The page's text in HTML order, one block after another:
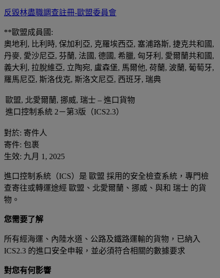
反毀林盡職調查註冊-歐盟委員會
**歐盟成員國:
奧地利, 比利時, 保加利亞, 克羅埃西亞, 塞浦路斯, 捷克共和國,
丹麥, 愛沙尼亞, 芬蘭, 法國, 德國, 希臘, 匈牙利, 愛爾蘭共和國,
義大利, 拉脫維亞, 立陶宛, 盧森堡, 馬爾他, 荷蘭, 波蘭, 葡萄牙,
羅馬尼亞, 斯洛伐克, 斯洛文尼亞, 西班牙, 瑞典
歐盟, 北愛爾蘭, 挪威, 瑞士 – 進口貨物
進口控制系統 2－第3版（ICS2.3）
對於: 寄件人
寄件: 包裹
生效: 九月 1, 2025
進口控制系統（ICS）是 歐盟 採用的安全檢查系統，專門檢
查寄往或轉運途經 歐盟、北愛爾蘭、挪威、與和 瑞士 的貨
物。
您需要了解
所有經海運、內陸水道、公路及鐵路運輸的貨物，已納入
ICS2.3 的進口安全申報，並必須符合相關的數據要求
對您有何影響